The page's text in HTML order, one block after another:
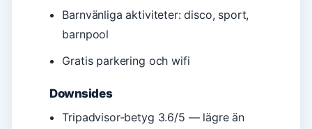
Barnvänliga aktiviteter: disco, sport,
barnpool
Gratis parkering och wifi
Downsides
Tripadvisor-betyg 3.6/5 — lägre än